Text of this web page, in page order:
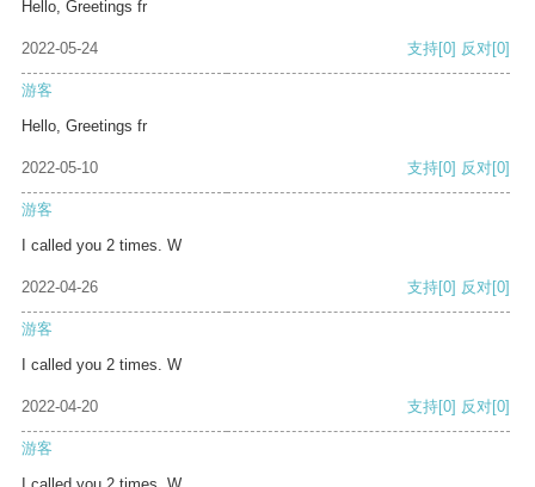
Hello, Greetings fr
2022-05-24 支持[0] 反对[0]
游客
Hello, Greetings fr
2022-05-10 支持[0] 反对[0]
游客
I called you 2 times. W
2022-04-26 支持[0] 反对[0]
游客
I called you 2 times. W
2022-04-20 支持[0] 反对[0]
游客